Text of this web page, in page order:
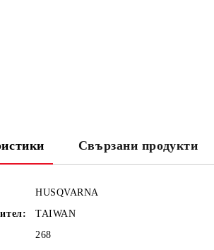
Свързани продукти
HUSQVARNA
TAIWAN
268